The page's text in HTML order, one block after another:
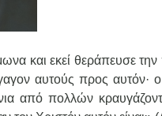
και εκεί θεράπευσε
αυτούς προς αυτόν·
από πολλών